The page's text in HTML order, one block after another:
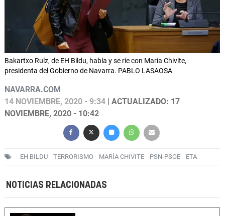
Bakartxo Ruíz, de EH Bildu, habla y se ríe con María Chivite,
presidenta del Gobierno de Navarra. PABLO LASAOSA
NAVARRA.COM
14 NOVIEMBRE, 2020 - 9:34 | ACTUALIZADO: 17
NOVIEMBRE, 2020 - 10:42
EH BILDU TERRORISMO MARÍA CHIVITE PSN-PSOE ETA
NOTICIAS RELACIONADAS